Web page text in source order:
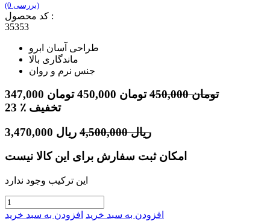
(0 بررسی)
کد محصول :
35353
طراحی آسان ابرو
ماندگاری بالا
جنس نرم و روان
347,000 تومان 450,000تومان 450,000 تومان
23
٪ تخفیف
3,470,000 ریال 4,500,000 ریال
امکان ثبت سفارش برای این کالا نیست
این ترکیب وجود ندارد
افزودن به سبد خرید افزودن به سبد خرید